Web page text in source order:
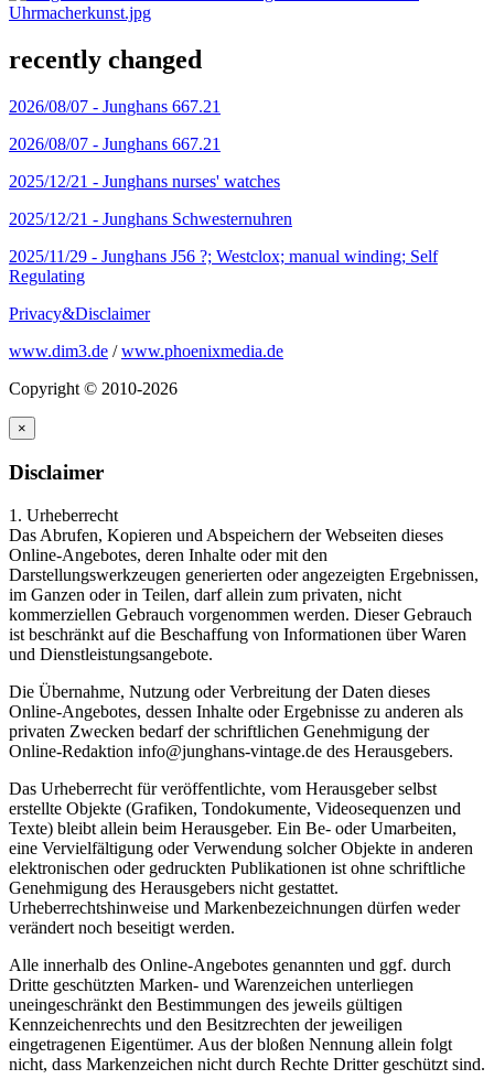
recently changed
2026/08/07 - Junghans 667.21
2026/08/07 - Junghans 667.21
2025/12/21 - Junghans nurses' watches
2025/12/21 - Junghans Schwesternuhren
2025/11/29 - Junghans J56 ?; Westclox; manual winding; Self
Regulating
Privacy&Disclaimer
www.dim3.de /www.phoenixmedia.de
Copyright © 2010-2026
×
Disclaimer
1. Urheberrecht
Das Abrufen, Kopieren und Abspeichern der Webseiten dieses
Online-Angebotes, deren Inhalte oder mit den
Darstellungswerkzeugen generierten oder angezeigten Ergebnissen,
im Ganzen oder in Teilen, darf allein zum privaten, nicht
kommerziellen Gebrauch vorgenommen werden. Dieser Gebrauch
ist beschränkt auf die Beschaffung von Informationen über Waren
und Dienstleistungsangebote.
Die Übernahme, Nutzung oder Verbreitung der Daten dieses
Online-Angebotes, dessen Inhalte oder Ergebnisse zu anderen als
privaten Zwecken bedarf der schriftlichen Genehmigung der
Online-Redaktion info@junghans-vintage.de des Herausgebers.
Das Urheberrecht für veröffentlichte, vom Herausgeber selbst
erstellte Objekte (Grafiken, Tondokumente, Videosequenzen und
Texte) bleibt allein beim Herausgeber. Ein Be- oder Umarbeiten,
eine Vervielfältigung oder Verwendung solcher Objekte in anderen
elektronischen oder gedruckten Publikationen ist ohne schriftliche
Genehmigung des Herausgebers nicht gestattet.
Urheberrechtshinweise und Markenbezeichnungen dürfen weder
verändert noch beseitigt werden.
Alle innerhalb des Online-Angebotes genannten und ggf. durch
Dritte geschützten Marken- und Warenzeichen unterliegen
uneingeschränkt den Bestimmungen des jeweils gültigen
Kennzeichenrechts und den Besitzrechten der jeweiligen
eingetragenen Eigentümer. Aus der bloßen Nennung allein folgt
nicht, dass Markenzeichen nicht durch Rechte Dritter geschützt sind.